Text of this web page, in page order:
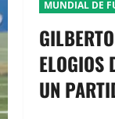
MUNDIAL DE
ELOGIOS
UN